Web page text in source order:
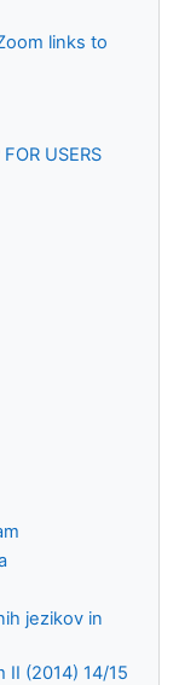
links to
USERS
jezikov in
II (2014) 14/15